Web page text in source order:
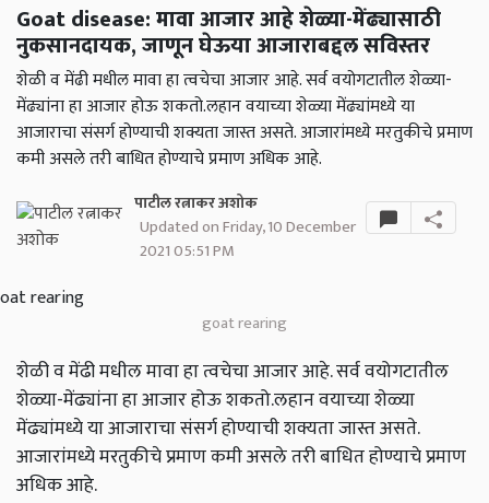
Goat disease: मावा आजार आहे शेळ्या-मेंढ्यासाठी
नुकसानदायक, जाणून घेऊया आजाराबद्दल सविस्तर
शेळी व मेंढी मधील मावा हा त्वचेचा आजार आहे. सर्व वयोगटातील शेळ्या-
मेंढ्यांना हा आजार होऊ शकतो.लहान वयाच्या शेळ्या मेंढ्यांमध्ये या
आजाराचा संसर्ग होण्याची शक्यता जास्त असते. आजारांमध्ये मरतुकीचे प्रमाण
कमी असले तरी बाधित होण्याचे प्रमाण अधिक आहे.
पाटील रत्नाकर अशोक
Updated on Friday, 10 December
2021 05:51 PM
goat rearing
शेळी व मेंढी मधील मावा हा त्वचेचा आजार आहे. सर्व वयोगटातील
शेळ्या-मेंढ्यांना हा आजार होऊ शकतो.लहान वयाच्या शेळ्या
मेंढ्यांमध्ये या आजाराचा संसर्ग होण्याची शक्यता जास्त असते.
आजारांमध्ये मरतुकीचे प्रमाण कमी असले तरी बाधित होण्याचे प्रमाण
अधिक आहे.